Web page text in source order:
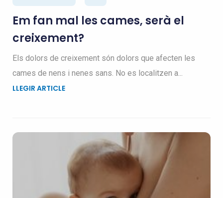
Em fan mal les cames, serà el
creixement?
Els dolors de creixement són dolors que afecten les
cames de nens i nenes sans. No es localitzen a...
LLEGIR ARTICLE